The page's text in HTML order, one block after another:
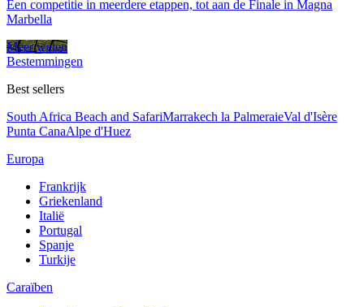
Een competitie in meerdere etappen, tot aan de Finale in Magna
Marbella
Meer weten
Bestemmingen
Best sellers
South Africa Beach and SafariMarrakech la PalmeraieVal d'Isère
Punta CanaAlpe d'Huez
Europa
Frankrijk
Griekenland
Italië
Portugal
Spanje
Turkije
Caraïben